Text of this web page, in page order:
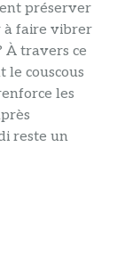
préserver
à faire vibrer
À travers ce
le couscous
les
reste un